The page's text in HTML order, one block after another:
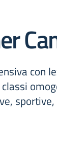
con
classi
sportive,